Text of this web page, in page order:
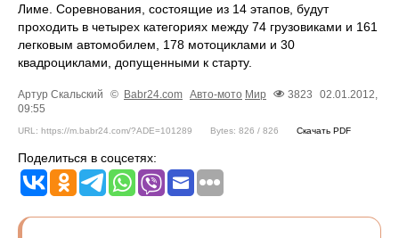
Лиме. Соревнования, состоящие из 14 этапов, будут
проходить в четырех категориях между 74 грузовиками и 161
легковым автомобилем, 178 мотоциклами и 30
квадроциклами, допущенными к старту.
Артур Скальский © Babr24.com Авто-мото Мир 3823
02.01.2012,
09:55
URL: https://m.babr24.com/?ADE=101289 Bytes: 826 / 826 Скачать PDF
Поделиться в соцсетях: